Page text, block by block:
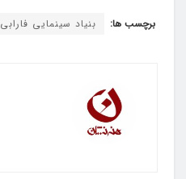
برچسب ها: بنیاد سینمایی فارابی